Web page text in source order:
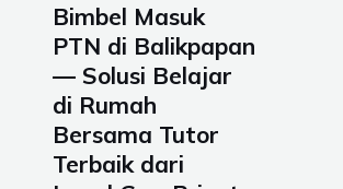
Bimbel Masuk
PTN di Balikpapan
— Solusi Belajar
di Rumah
Bersama Tutor
Terbaik dari